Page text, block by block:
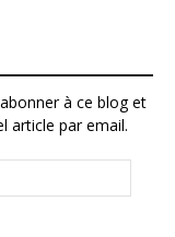
à ce blog et
article par email.